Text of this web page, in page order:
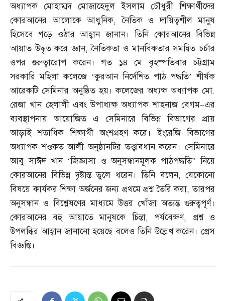
অধ্যাপক মোহাম্মদ মোজাহেদুল ইসলাম চৌধুরী শিক্ষার্থীদের
কোরআনের আলোকে আধুনিক,নৈতিক ও দায়িত্বশীল মানুষ
হিসেবে গড়ে ওঠার আহ্বান জানান। তিনি কোরআনের বিভিন্ন
আয়াত উদ্ধৃত করে জ্ঞান,নৈতিকতা ও মানবিকতার সমন্বিত চর্চার
ওপর গুরুত্বারোপ করেন। গত ১৪ মে বৃহস্পতিবার চট্টগ্রাম
সরকারি মহিলা কলেজে ‘কুরআন নির্দেশিত পাঠ পদ্ধতি’ শীর্ষক
আরেকটি সেমিনার অনুষ্ঠিত হয়। কলেজের অধ্যক্ষ অধ্যাপক মো.
রেজা খান হেলালী এবং উপাধ্যক্ষ অধ্যাপক শাহনাজ বেগম–এর
ব্যবস্থাপনায় আয়োজিত এ সেমিনারে বিভিন্ন বিভাগের প্রায়
আড়াই শতাধিক শিক্ষার্থী অংশগ্রহণ করে। ইংরেজি বিভাগের
অধ্যাপক শওকত আলী অনুষ্ঠানটির তত্ত্বাবধান করেন। সেমিনারে
আবু সাঈদ খান ‘জিজ্ঞাসা ও অনুসন্ধানমূলক পাঠপদ্ধতি” নিয়ে
কোরআনের বিভিন্ন দৃষ্টান্ত তুলে ধরেন। তিনি বলেন,যেকোনো
বিষয়ে কার্যকর শিক্ষা অর্জনের জন্য প্রথমে প্রশ্ন তৈরি করা,তারপর
অনুসন্ধান ও বিশ্লেষণের মাধ্যমে উত্তর খোঁজা অত্যন্ত গুরুত্বপূর্ণ।
কোরআনের বহু আয়াতে মানুষকে চিন্তা, পর্যবেক্ষণ, প্রশ্ন ও
উপলব্ধির আহ্বান জানানো হয়েছে বলেও তিনি উল্লেখ করেন। প্রেস
বিজ্ঞপ্তি।